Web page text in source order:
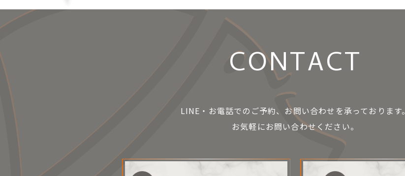
CONTACT
LINE・お電話でのご予約、お問い合わせを承っております。
お気軽にお問い合わせください。